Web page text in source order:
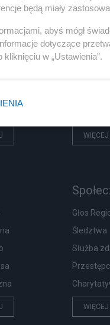
Biznes
Pieniądze
WIĘCEJ
Głos
Śledztwa
Służba
WIĘCEJ
będą miały
abyś mógł
dotyczące
kliknięciu w „Ustawienia”.